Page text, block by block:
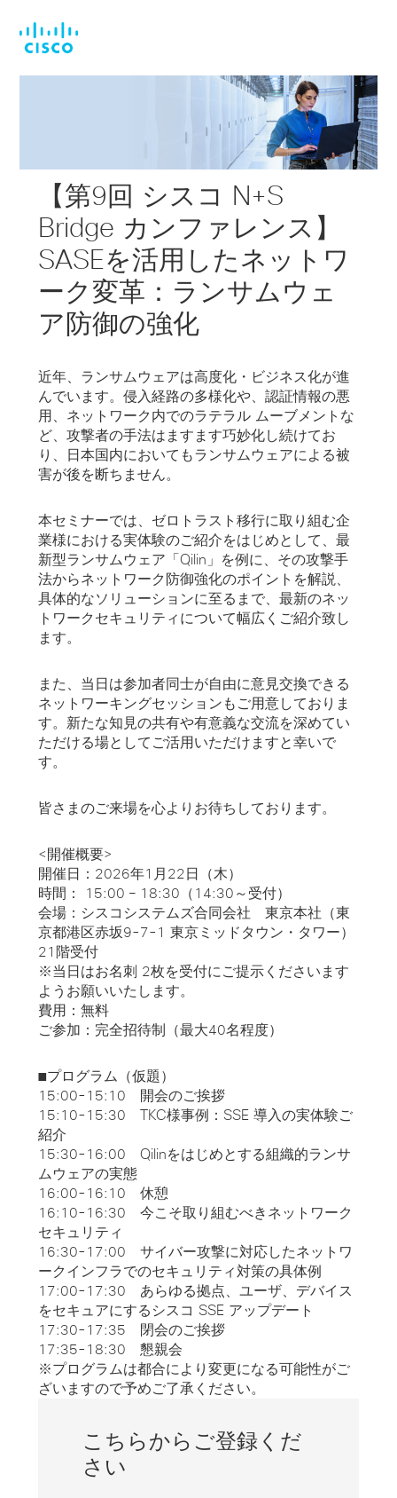
main
footer
【第9回 シスコ N+S
Bridge カンファレンス】
SASEを活用したネットワ
ーク変革：ランサムウェ
ア防御の強化
近年、ランサムウェアは高度化・ビジネス化が進
んでいます。侵入経路の多様化や、認証情報の悪
用、ネットワーク内でのラテラル ムーブメントな
ど、攻撃者の手法はますます巧妙化し続けてお
り、日本国内においてもランサムウェアによる被
害が後を断ちません。
本セミナーでは、ゼロトラスト移行に取り組む企
業様における実体験のご紹介をはじめとして、最
新型ランサムウェア「Qilin」を例に、その攻撃手
法からネットワーク防御強化のポイントを解説、
具体的なソリューションに至るまで、最新のネッ
トワークセキュリティについて幅広くご紹介致し
ます。
また、当日は参加者同士が自由に意見交換できる
ネットワーキングセッションもご用意しておりま
す。新たな知見の共有や有意義な交流を深めてい
ただける場としてご活用いただけますと幸いで
す。
皆さまのご来場を心よりお待ちしております。
<開催概要>
開催日：2026年1月22日（木）
時間： 15:00 – 18:30（14:30～受付）
会場：シスコシステムズ合同会社 東京本社（東
京都港区赤坂9-7-1 東京ミッドタウン・タワー）
21階受付
※当日はお名刺 2枚を受付にご提示くださいます
ようお願いいたします。
費用：無料
ご参加：完全招待制（最大40名程度）
■プログラム（仮題）
15:00-15:10 開会のご挨拶
15:10-15:30 TKC様事例：SSE 導入の実体験ご
紹介
15:30-16:00 Qilinをはじめとする組織的ランサ
ムウェアの実態
16:00-16:10 休憩
16:10-16:30 今こそ取り組むべきネットワーク
セキュリティ
16:30-17:00 サイバー攻撃に対応したネットワ
ークインフラでのセキュリティ対策の具体例
17:00-17:30 あらゆる拠点、ユーザ、デバイス
をセキュアにするシスコ SSE アップデート
17:30-17:35 閉会のご挨拶
17:35-18:30 懇親会
※プログラムは都合により変更になる可能性がご
ざいますので予めご了承ください。
こちらからご登録くだ
さい